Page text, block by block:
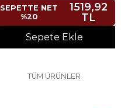
SEPETTE NET
%20
1519,92
TL
Sepete Ekle
TÜM ÜRÜNLER